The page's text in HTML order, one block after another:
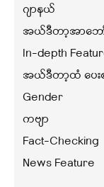
ဂျာနယ်
အယ်ဒီတာ့အာဘေ
In-depth
အယ်ဒီတာ့ထံ ပေး
Gender
ကဗျာ
Fact-Checking
News Feature